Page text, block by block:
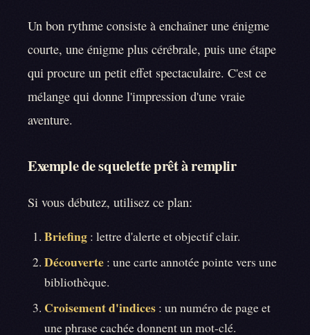
Un bon rythme consiste à enchaîner une énigme
courte, une énigme plus cérébrale, puis une étape
qui procure un petit effet spectaculaire. C'est ce
mélange qui donne l'impression d'une vraie
aventure.
Exemple de squelette prêt à remplir
Si vous débutez, utilisez ce plan:
Briefing : lettre d'alerte et objectif clair.
Découverte : une carte annotée pointe vers une
bibliothèque.
Croisement d'indices : un numéro de page et
une phrase cachée donnent un mot-clé.